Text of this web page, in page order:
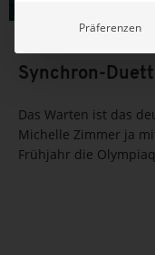
Synchron-
Das Warten ist das
Michelle Zimmer ja
Frühjahr die
Präferenzen